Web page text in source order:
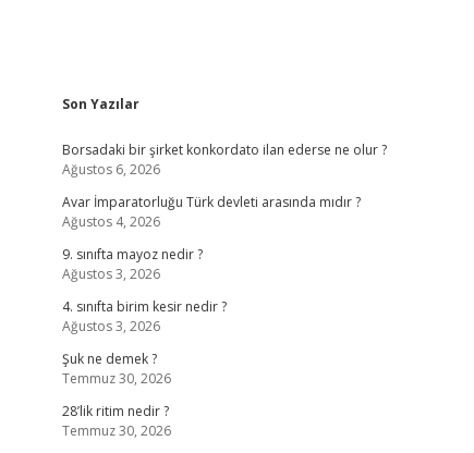
Sidebar
Son Yazılar
Borsadaki bir şirket konkordato ilan ederse ne olur ?
Ağustos 6, 2026
Avar İmparatorluğu Türk devleti arasında mıdır ?
Ağustos 4, 2026
9. sınıfta mayoz nedir ?
Ağustos 3, 2026
4. sınıfta birim kesir nedir ?
Ağustos 3, 2026
Şuk ne demek ?
Temmuz 30, 2026
28’lik ritim nedir ?
Temmuz 30, 2026